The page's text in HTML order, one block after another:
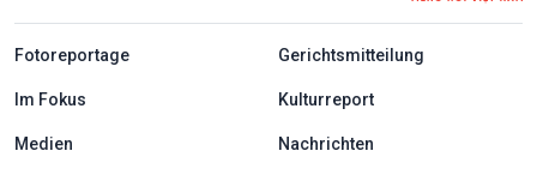
menu footer tiếng Đức
Fotoreportage Gerichtsmitteilung
Im Fokus Kulturreport
Medien Nachrichten